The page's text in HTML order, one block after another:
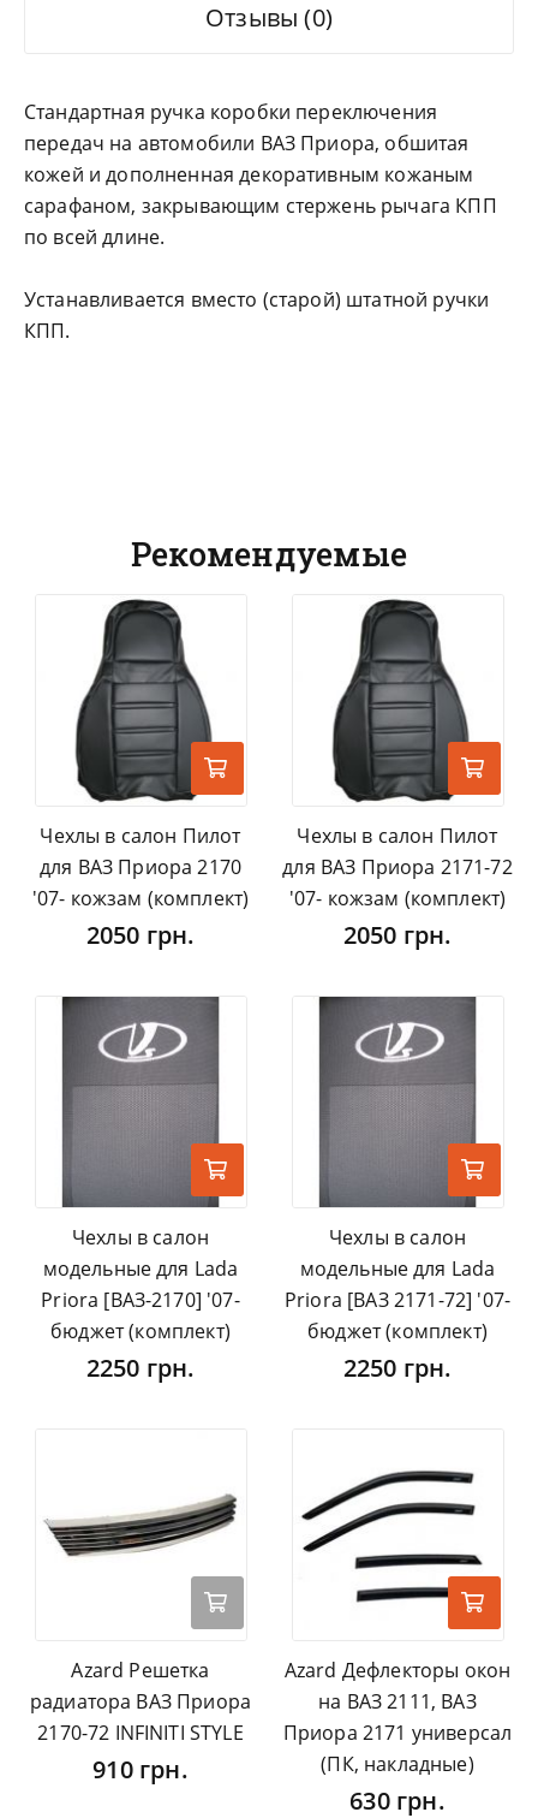
Отзывы (0)
Стандартная ручка коробки переключения
передач на автомобили ВАЗ Приора, обшитая
кожей и дополненная декоративным кожаным
сарафаном, закрывающим стержень рычага КПП
по всей длине.
Устанавливается вместо (старой) штатной ручки
КПП.
Рекомендуемые
Чехлы в салон Пилот
для ВАЗ Приора 2170
'07- кожзам (комплект)
2050 грн.
Чехлы в салон Пилот
для ВАЗ Приора 2171-72
'07- кожзам (комплект)
2050 грн.
Чехлы в салон
модельные для Lada
Priora [ВАЗ-2170] '07-
бюджет (комплект)
2250 грн.
Чехлы в салон
модельные для Lada
Priora [ВАЗ 2171-72] '07-
бюджет (комплект)
2250 грн.
Azard Решетка
радиатора ВАЗ Приора
2170-72 INFINITI STYLE
910 грн.
Azard Дефлекторы окон
на ВАЗ 2111, ВАЗ
Приора 2171 универсал
(ПК, накладные)
630 грн.